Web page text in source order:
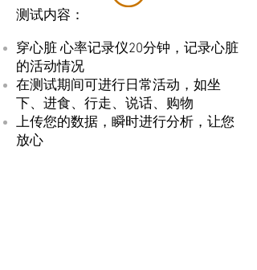
测试内容：
穿心脏 心率记录仪20分钟，记录心脏
的活动情况
在测试期间可进行日常活动，如坐
下、进食、行走、说话、购物
上传您的数据，瞬时进行分析，让您
放心